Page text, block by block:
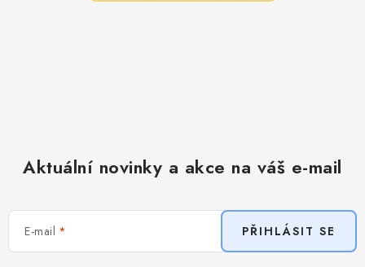
Aktuální novinky a akce na váš e-mail
E-mail PŘIHLÁSIT SE